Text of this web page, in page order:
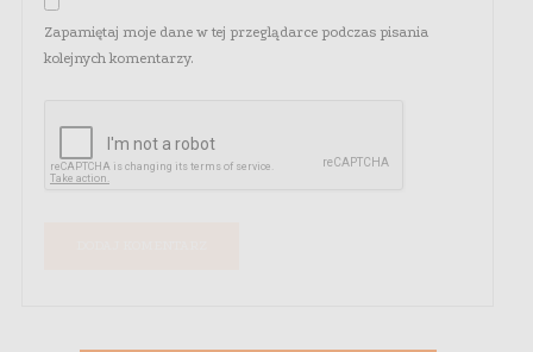
Zapamiętaj moje dane w tej przeglądarce podczas pisania
kolejnych komentarzy.